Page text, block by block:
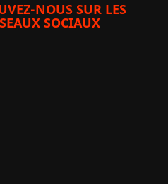
NOUS SUR LES
SOCIAUX